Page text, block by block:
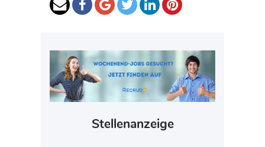
Stellenanzeige